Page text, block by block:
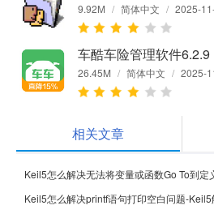
9.92M / 简体中文 / 2025-
车酷车险管理软件6.2.9
26.45M / 简体中文 / 2025-
相关文章